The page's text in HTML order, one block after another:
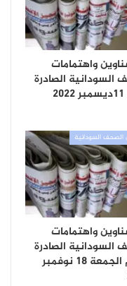
واهتمامات
السودانية الصادرة
الصحف السودانية
واهتمامات
السودانية الصادرة
اليوم الجمعة 18 نوفمبر